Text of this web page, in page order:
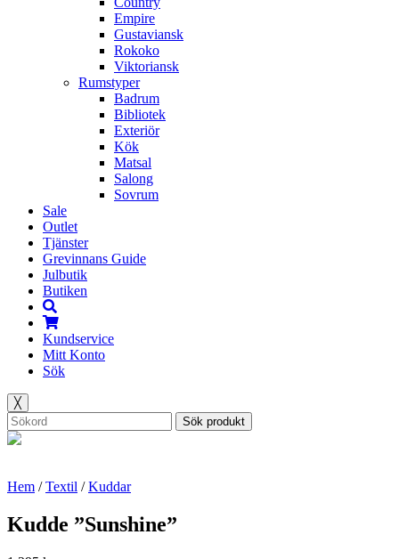
Empire
Gustaviansk
Rokoko
Viktoriansk
Rumstyper
Badrum
Bibliotek
Exteriör
Kök
Matsal
Salong
Sovrum
Sale
Outlet
Tjänster
Grevinnans Guide
Julbutik
Butiken
Kundservice
Mitt Konto
Sök
╳
Sök produkt
Hem /Textil /Kuddar
Kudde ”Sunshine”